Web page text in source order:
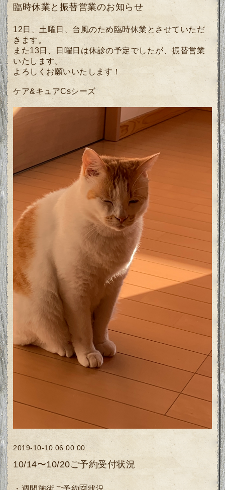
臨時休業と振替営業のお知らせ
12日、土曜日、台風のため臨時休業とさせていただ
きます。
また13日、日曜日は休診の予定でしたが、振替営業
いたします。
よろしくお願いいたします！
ケア&キュアCsシーズ
2019-10-10 06:00:00
10/14〜10/20ご予約受付状況